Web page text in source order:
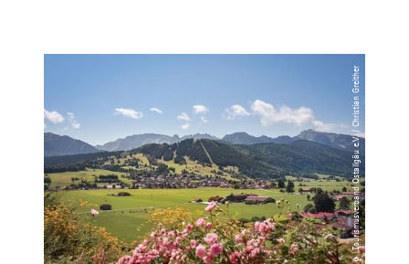
© Tourismusverband Ostallgäu e.V. / Christian Greither